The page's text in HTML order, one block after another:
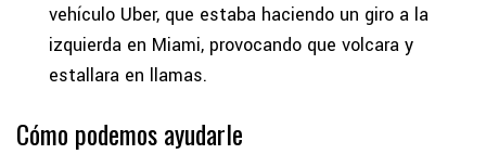
vehículo Uber, que estaba haciendo un giro a la
izquierda en Miami, provocando que volcara y
estallara en llamas.
Cómo podemos ayudarle